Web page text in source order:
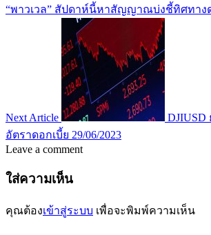
“พาวเวล” สัปดาห์นี้หาสัญญาณบ่งชี้ทิศทาง
Next Article
อัตราดอกเบี้ย 29/06/2023
Leave a comment
ใส่ความเห็น
คุณต้องเข้าสู่ระบบ เพื่อจะพิมพ์ความเห็น